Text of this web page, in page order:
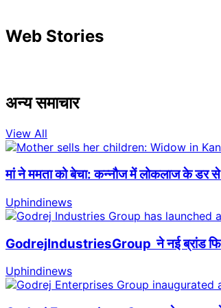
Web Stories
अन्य समाचार
View All
मां ने ममता को बेचा: कन्नौज में लोकलाज के डर
Uphindinews
GodrejIndustriesGroup ने नई ब्रांड फिल्म
Uphindinews